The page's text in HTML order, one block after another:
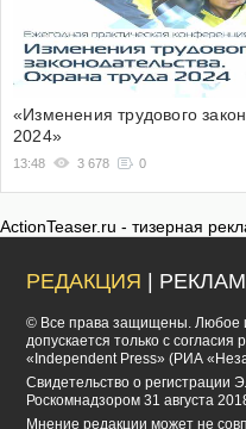
«Изменения трудового
2024»
13:48 3 678 0
ActionTeaser.ru - тизерная
РЕДАКЦИЯ |
© Все права защищены. Любое
допускается только с
«Independent Press» (РИА
Cвидетельство о
Роскомнадзором 31 августа
Мнение редакции может не